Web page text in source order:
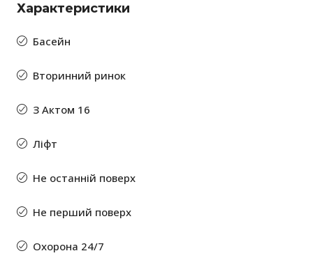
Характеристики
Басейн
Вторинний ринок
З Актом 16
Ліфт
Не останній поверх
Не перший поверх
Охорона 24/7